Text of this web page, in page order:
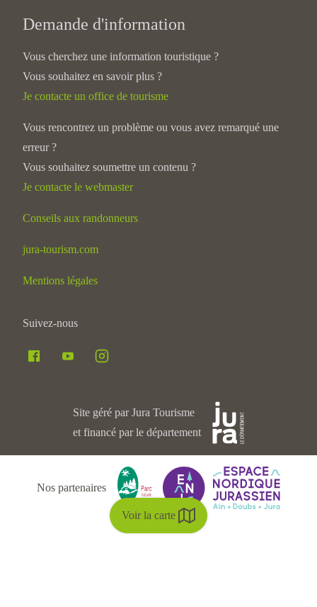
Voir la carte
Demande d'information
Vous cherchez une information touristique ?
Vous souhaitez en savoir plus ?
Je contacte un office de tourisme
Vous rencontrez un problème ou vous avez remarqué une
erreur ?
Vous souhaitez soumettre un contenu ?
Je contacte le webmaster
Conseils aux randonneurs
jura-tourism.com
Mentions légales
Suivez-nous
Site géré par Jura Tourisme
et financé par le département
Nos partenaires